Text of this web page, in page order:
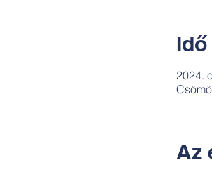
2024.
Az